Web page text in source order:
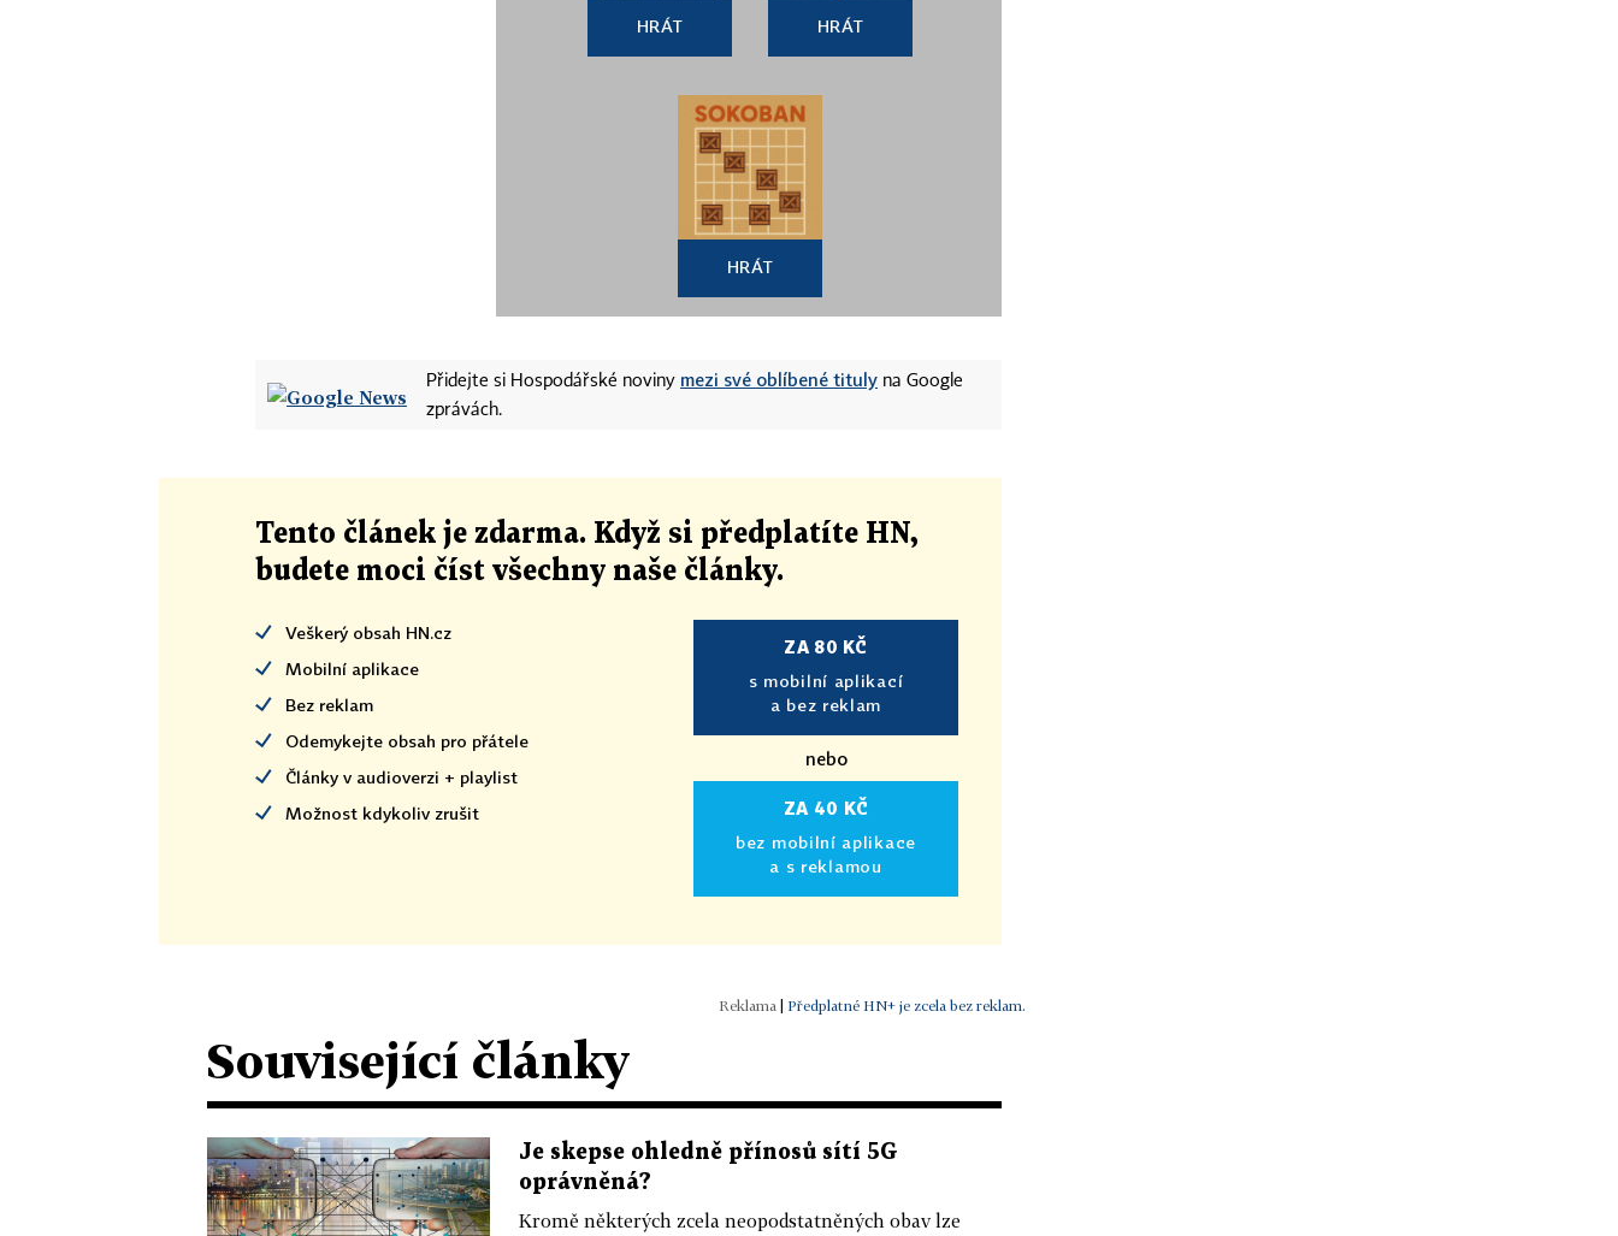
HRÁT HRÁT
HRÁT
Přidejte si Hospodářské noviny mezi své oblíbené tituly na Google
zprávách.
Tento článek je zdarma. Když si předplatíte HN,
budete moci číst všechny naše články.
Veškerý obsah HN.cz
Mobilní aplikace
Bez reklam
Odemykejte obsah pro přátele
Články v audioverzi + playlist
Možnost kdykoliv zrušit
ZA 80 KČ
s mobilní aplikací
a bez reklam
nebo
ZA 40 KČ
bez mobilní aplikace
a s reklamou
| Předplatné HN+ je zcela bez reklam.
Související články
Je skepse ohledně přínosů sítí 5G
oprávněná?
Kromě některých zcela neopodstatněných obav lze